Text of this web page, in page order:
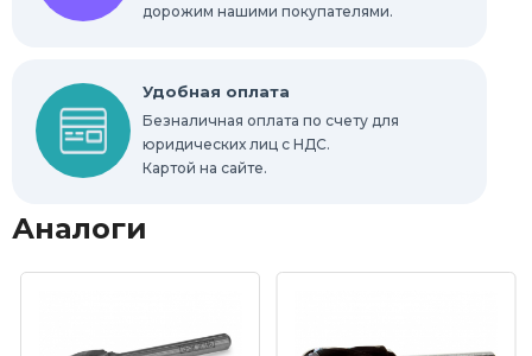
дорожим нашими покупателями.
Удобная оплата
Безналичная оплата по счету для
юридических лиц с НДС.
Картой на сайте.
Аналоги